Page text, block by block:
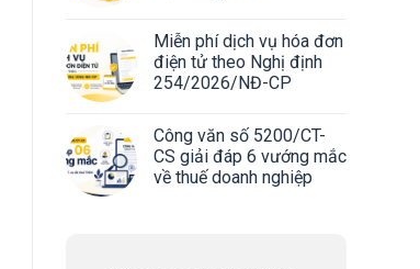
Miễn phí dịch vụ hóa đơn
điện tử theo Nghị định
254/2026/NĐ-CP
Công văn số 5200/CT-
CS giải đáp 6 vướng mắc
về thuế doanh nghiệp